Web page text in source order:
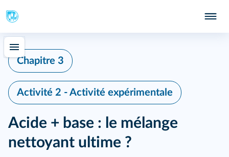
Chapitre 3
Activité 2 - Activité expérimentale
Acide + base : le mélange
nettoyant ultime ?